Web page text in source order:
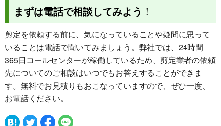
まずは電話で相談してみよう！
剪定を依頼する前に、気になっていることや疑問に思って
いることは電話で聞いてみましょう。弊社では、24時間
365日コールセンターが稼働しているため、剪定業者の依頼
先についてのご相談はいつでもお答えすることができま
す。無料でお見積りもおこなっていますので、ぜひ一度、
お電話ください。